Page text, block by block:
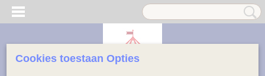
Cookies toestaan Opties